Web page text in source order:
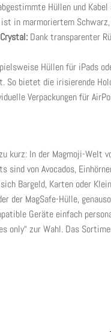
Hüllen und Kabel
in marmoriertem
Dank transparenter
Hüllen für iPads
So bietet die irisierende
Verpackungen für
kurz: In der Magmoji-Welt
von Avocados,
Bargeld, Karten oder
der MagSafe-Hülle,
Geräte einfach
only“ zur Wahl. Das